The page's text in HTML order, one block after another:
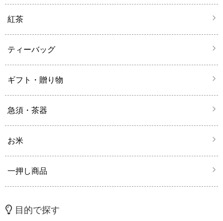
紅茶
ティーバッグ
ギフト・贈り物
急須・茶器
お米
一押し商品
目的で探す